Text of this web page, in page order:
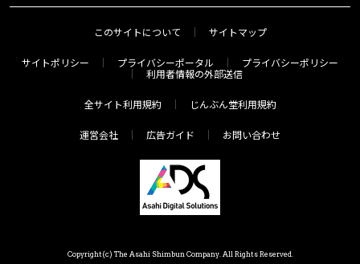
このサイトについて サイトマップ
サイトポリシー プライバシーポータル
プライバシーポリシー
利用者情報の外部送信
全サイト利用規約 じんぶん堂利用規約
運営会社 広告ガイド お問い合わせ
Copyright(c) The Asahi Shimbun Company. All Rights Reserved.